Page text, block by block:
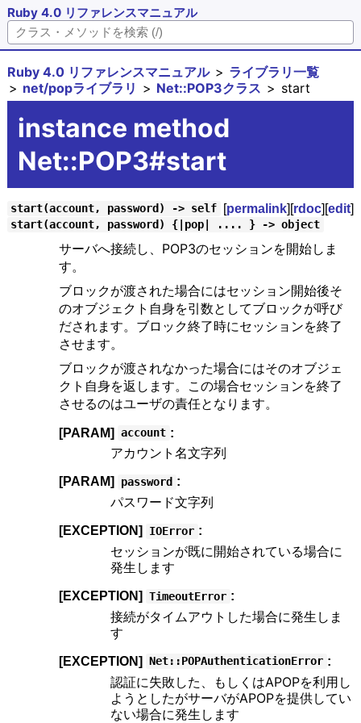
Ruby 4.0 リファレンスマニュアル
Ruby 4.0 リファレンスマニュアル
ライブラリ一覧
net/popライブラリ
Net::POP3クラス start
instance method
Net::POP3#start
start(account, password) -> self [permalink][rdoc][edit]
start(account, password) {|pop| .... } -> object
サーバへ接続し、POP3のセッションを開始しま
す。
ブロックが渡された場合にはセッション開始後そ
のオブジェクト自身を引数としてブロックが呼び
だされます。ブロック終了時にセッションを終了
させます。
ブロックが渡されなかった場合にはそのオブジェ
クト自身を返します。この場合セッションを終了
させるのはユーザの責任となります。
[PARAM] account :
アカウント名文字列
[PARAM] password :
パスワード文字列
[EXCEPTION] IOError :
セッションが既に開始されている場合に
発生します
[EXCEPTION] TimeoutError :
接続がタイムアウトした場合に発生しま
す
[EXCEPTION] Net::POPAuthenticationError :
認証に失敗した、もしくはAPOPを利用し
ようとしたがサーバがAPOPを提供してい
ない場合に発生します